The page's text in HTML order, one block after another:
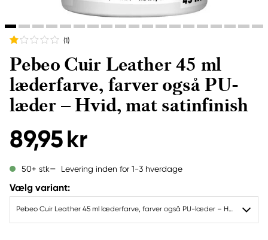
(1)
Pebeo Cuir Leather 45 ml
læderfarve, farver også PU-
læder – Hvid, mat satinfinish
89,95 kr
50+ stk Levering inden for 1-3 hverdage
Vælg variant:
Pebeo Cuir Leather 45 ml læderfarve, farver også PU-læder – Hvid, mat satinfinish